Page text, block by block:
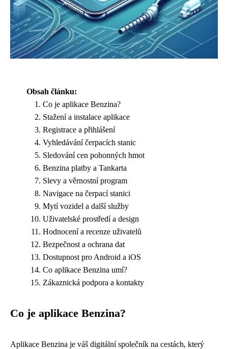
Obsah článku:
Co je aplikace Benzina?
Stažení a instalace aplikace
Registrace a přihlášení
Vyhledávání čerpacích stanic
Sledování cen pohonných hmot
Benzina platby a Tankarta
Slevy a věrnostní program
Navigace na čerpací stanici
Mytí vozidel a další služby
Uživatelské prostředí a design
Hodnocení a recenze uživatelů
Bezpečnost a ochrana dat
Dostupnost pro Android a iOS
Co aplikace Benzina umí?
Zákaznická podpora a kontakty
Co je aplikace Benzina?
Aplikace Benzina je váš digitální společník na cestách, který